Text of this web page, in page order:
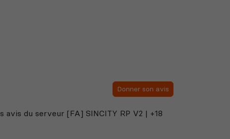
Donner son avis
avis du serveur [FA] SINCITY RP V2 | +18